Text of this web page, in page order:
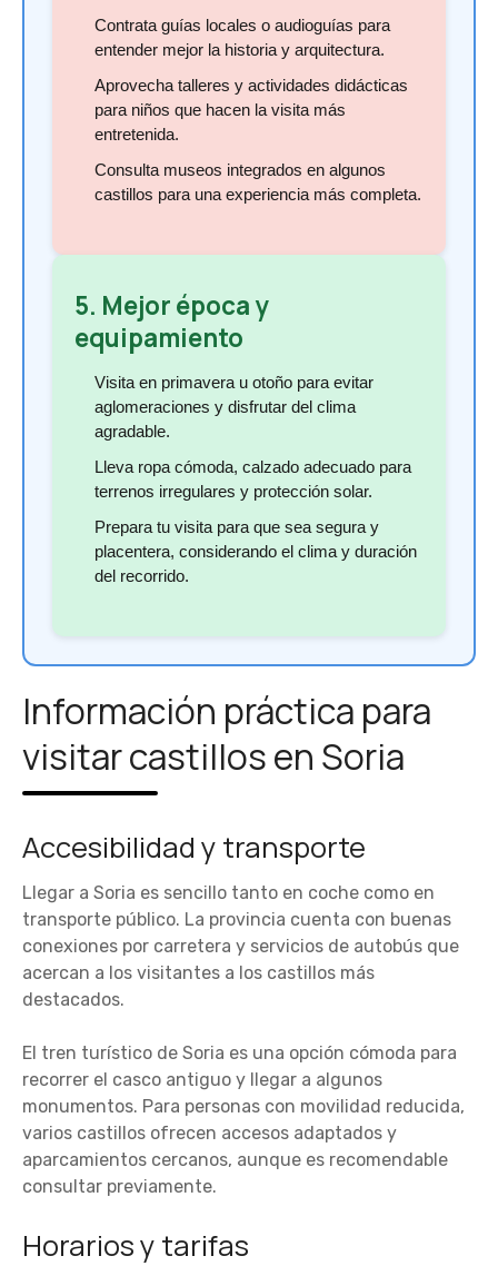
Contrata guías locales o audioguías para
entender mejor la historia y arquitectura.
Aprovecha talleres y actividades didácticas
para niños que hacen la visita más
entretenida.
Consulta museos integrados en algunos
castillos para una experiencia más completa.
5. Mejor época y
equipamiento
Visita en primavera u otoño para evitar
aglomeraciones y disfrutar del clima
agradable.
Lleva ropa cómoda, calzado adecuado para
terrenos irregulares y protección solar.
Prepara tu visita para que sea segura y
placentera, considerando el clima y duración
del recorrido.
Información práctica para
visitar castillos en Soria
Accesibilidad y transporte
Llegar a Soria es sencillo tanto en coche como en
transporte público. La provincia cuenta con buenas
conexiones por carretera y servicios de autobús que
acercan a los visitantes a los castillos más
destacados.
El tren turístico de Soria es una opción cómoda para
recorrer el casco antiguo y llegar a algunos
monumentos. Para personas con movilidad reducida,
varios castillos ofrecen accesos adaptados y
aparcamientos cercanos, aunque es recomendable
consultar previamente.
Horarios y tarifas